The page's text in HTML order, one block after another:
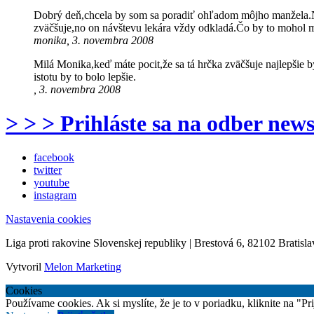
Dobrý deň,chcela by som sa poradiť ohľadom môjho
zväčšuje,no on návštevu lekára vždy odkladá.Čo by to mohol
monika, 3. novembra 2008
Milá Monika,keď máte pocit,že sa tá hrčka zväčšuje najlepšie
istotu by to bolo lepšie.
, 3. novembra 2008
> > > Prihláste sa na odber
facebook
twitter
youtube
instagram
Nastavenia cookies
Liga proti rakovine Slovenskej republiky | Brestová 6, 82102
Vytvoril Melon Marketing
Cookies
Používame cookies. Ak si myslíte, že je to v poriadku, kliknite na